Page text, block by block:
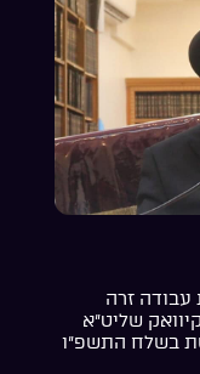
עבודה זרה
שליט”א